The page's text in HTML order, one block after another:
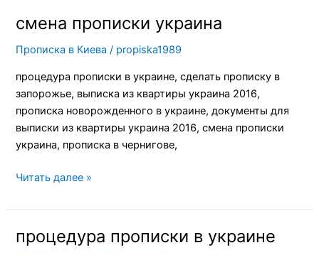
смена прописки украина
Прописка в Киева / propiska1989
процедура прописки в украине, сделать прописку в
запорожье, выписка из квартиры украина 2016,
прописка новорожденного в украине, документы для
выписки из квартиры украина 2016, смена прописки
украина, прописка в чернигове,
смена
украина
Читать далее »
процедура прописки в украине
процедура